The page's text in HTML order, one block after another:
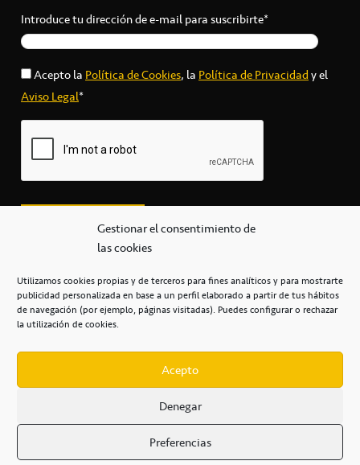
Gestionar el consentimiento de
las cookies
Utilizamos cookies propias y de terceros para fines analíticos y para mostrarte
publicidad personalizada en base a un perfil elaborado a partir de tus hábitos
de navegación (por ejemplo, páginas visitadas). Puedes configurar o rechazar
la utilización de cookies.
Acepto
Denegar
Preferencias
Introduce tu dirección de e-mail para suscribirte*
Acepto la Política de Cookies, la Política de Privacidady el
Aviso Legal*
secretaria@cbcanarias.es
+34 922 253 684
Casa del Deporte / 38108 – La Laguna
POLÍTICA DE PRIVACIDAD / POLÍTICA DE COOKIES /
AVISO LEGAL / CONDICIONES